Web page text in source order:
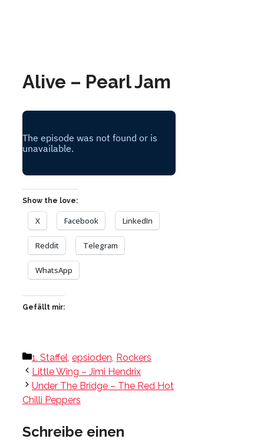
Alive – Pearl Jam
Show the love:
X Facebook LinkedIn
Reddit Telegram
WhatsApp
Gefällt mir:
Kategorien
1. Staffel, epsioden, Rockers
Little Wing – Jimi Hendrix
Under The Bridge – The Red Hot
Chilli Peppers
Schreibe einen